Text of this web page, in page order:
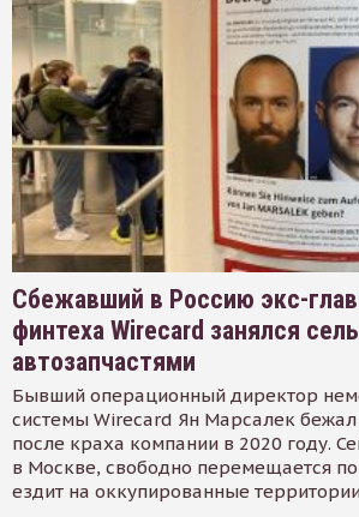
Сбежавший в Россию экс-
финтеха Wirecard занялся
автозапчастями
Бывший операционный директор
системы Wirecard Ян Марсалек
после краха компании в 2020 году.
в Москве, свободно перемещается
ездит на оккупированные